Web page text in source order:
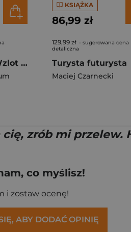
Imperium elit. Wzlot i upadek Condé Nast, największej dynastii medialnej Nowego Jorku
KSIĄŻKA
86,99 zł
129,99 zł - sugerowana cena
detaliczna
Turysta futurysta
Maciej Czarnecki
cię, zrób mi przelew.
co myślisz!
i zostaw ocenę!
ABY DODAĆ OPINIĘ